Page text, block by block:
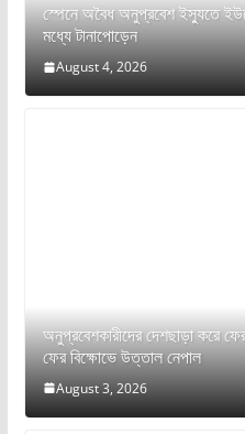
স্পেনে অবৈধ অনুপ্রবেশ ইস্যুতে
মধ্যে টানাপোড়েন
August 4, 2026
অনুপ্রবেশকারীদের দেশছাড়া করে
ফের বিক্ষোভে উত্তাল নেপাল
August 3, 2026